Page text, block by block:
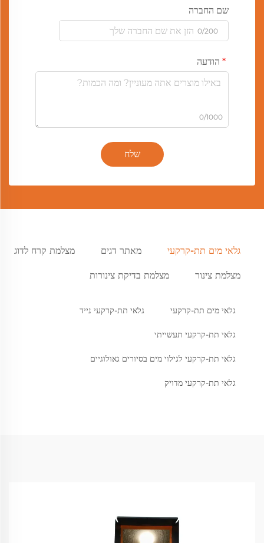
שם החברה
0/200
הודעה
0/1000
שלח
גלאי מים תת-קרקעי מאתר דגים מצלמת קרח לדוג
מצלמת צינור מצלמת בדיקת צינורות
גלאי מים תת-קרקעי גלאי תת-קרקעי נייד
גלאי תת-קרקעי תעשייתי
גלאי תת-קרקעי לגילוי מים בסיורים גאולוגיים
גלאי תת-קרקעי מדויק